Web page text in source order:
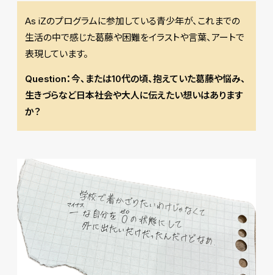
As iZのプログラムに参加している青少年が、これまでの
生活の中で感じた葛藤や困難をイラストや言葉、アートで
表現しています。
Question：今、または10代の頃、抱えていた葛藤や悩み、
生きづらなど日本社会や大人に伝えたい想いはあります
か？